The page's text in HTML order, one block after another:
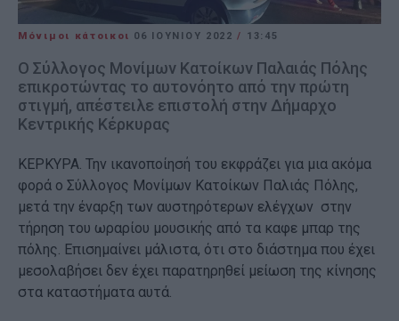
Μόνιμοι κάτοικοι 06 ΙΟΥΝΊΟΥ 2022/ 13:45
Ο Σύλλογος Μονίμων Κατοίκων Παλαιάς Πόλης
επικροτώντας το αυτονόητο από την πρώτη
στιγμή, απέστειλε επιστολή στην Δήμαρχο
Κεντρικής Κέρκυρας
ΚΕΡΚΥΡΑ. Την ικανοποίησή του εκφράζει για μια ακόμα
φορά ο Σύλλογος Μονίμων Κατοίκων Παλιάς Πόλης,
μετά την έναρξη των αυστηρότερων ελέγχων στην
τήρηση του ωραρίου μουσικής από τα καφε μπαρ της
πόλης. Επισημαίνει μάλιστα, ότι στο διάστημα που έχει
μεσολαβήσει δεν έχει παρατηρηθεί μείωση της κίνησης
στα καταστήματα αυτά.